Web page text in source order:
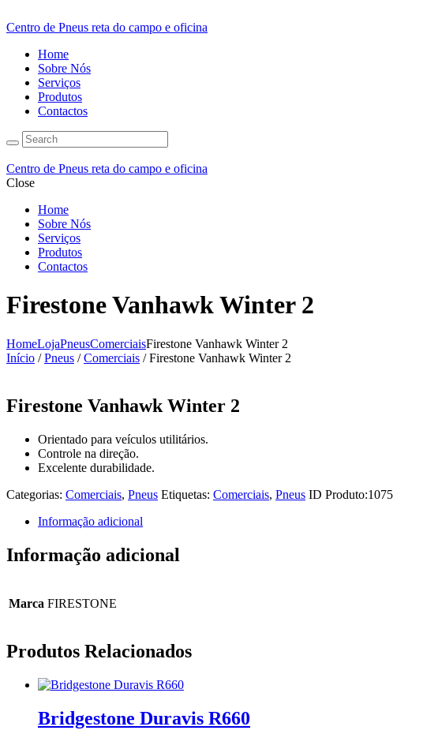
Centro de Pneus reta do campo e oficina
Home
Sobre Nós
Serviços
Produtos
Contactos
Centro de Pneus reta do campo e oficina
Close
Home
Sobre Nós
Serviços
Produtos
Contactos
Firestone Vanhawk Winter 2
HomeLojaPneusComerciaisFirestone Vanhawk Winter 2
Início /Pneus /Comerciais / Firestone Vanhawk Winter 2
Firestone Vanhawk Winter 2
Orientado para veículos utilitários.
Controle na direção.
Excelente durabilidade.
Categorias: Comerciais, Pneus Etiquetas: Comerciais, Pneus ID Produto:1075
Informação adicional
Informação adicional
Marca FIRESTONE
Produtos Relacionados
Bridgestone Duravis R660